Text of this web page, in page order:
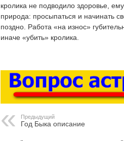
кролика не подводило здоровье,
природа: просыпаться и начинать
поздно. Работа «на износ»
иначе «убить» кролика.
Предыдущий
Год Быка описание